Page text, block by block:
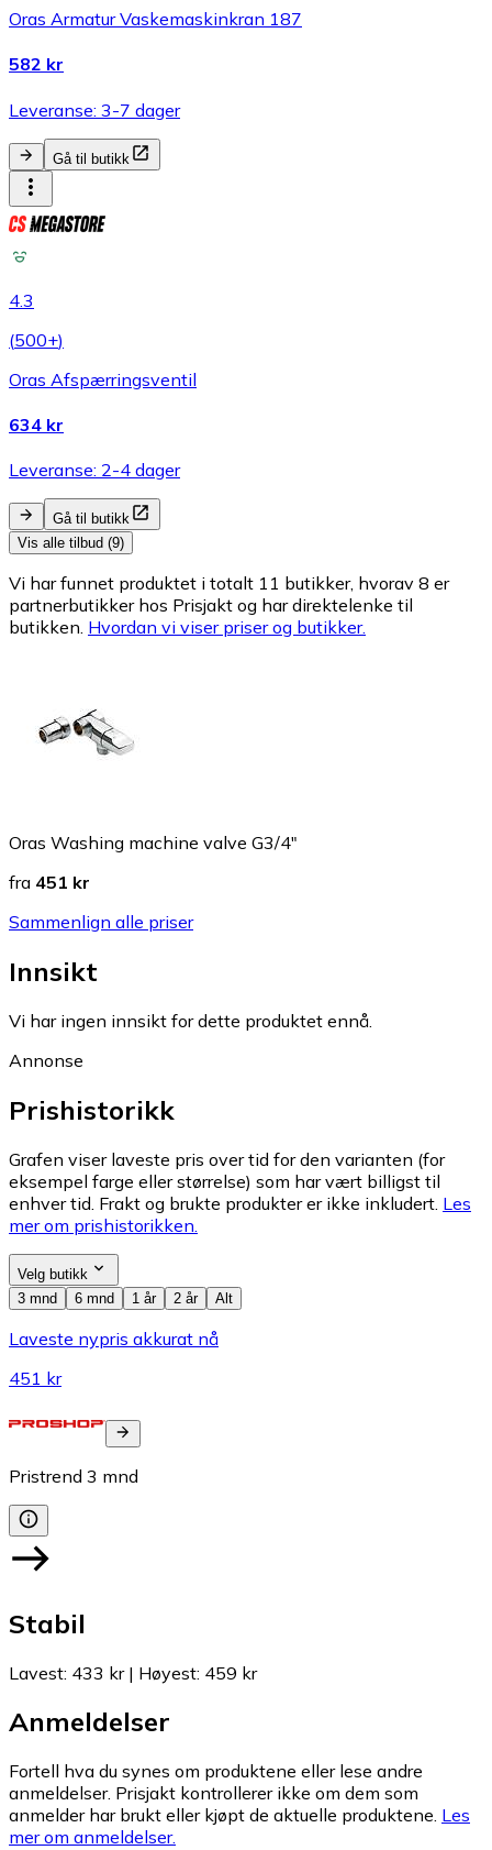
Oras Armatur Vaskemaskinkran 187
582 kr
Leveranse: 3-7 dager
Gå til butikk
4.3
(500+)
Oras Afspærringsventil
634 kr
Leveranse: 2-4 dager
Gå til butikk
Vis alle tilbud (9)
Vi har funnet produktet i totalt 11 butikker, hvorav 8 er
partnerbutikker hos Prisjakt og har direktelenke til
butikken. Hvordan vi viser priser og butikker.
Oras Washing machine valve G3/4"
fra 451 kr
Sammenlign alle priser
Innsikt
Vi har ingen innsikt for dette produktet ennå.
Annonse
Prishistorikk
Grafen viser laveste pris over tid for den varianten (for
eksempel farge eller størrelse) som har vært billigst til
enhver tid. Frakt og brukte produkter er ikke inkludert. Les
mer om prishistorikken.
Velg butikk
3 mnd
6 mnd 1 år 2 år Alt
Laveste nypris akkurat nå
451 kr
Pristrend 3 mnd
Stabil
Lavest: 433 kr| Høyest: 459 kr
Anmeldelser
Fortell hva du synes om produktene eller lese andre
anmeldelser. Prisjakt kontrollerer ikke om dem som
anmelder har brukt eller kjøpt de aktuelle produktene. Les
mer om anmeldelser.